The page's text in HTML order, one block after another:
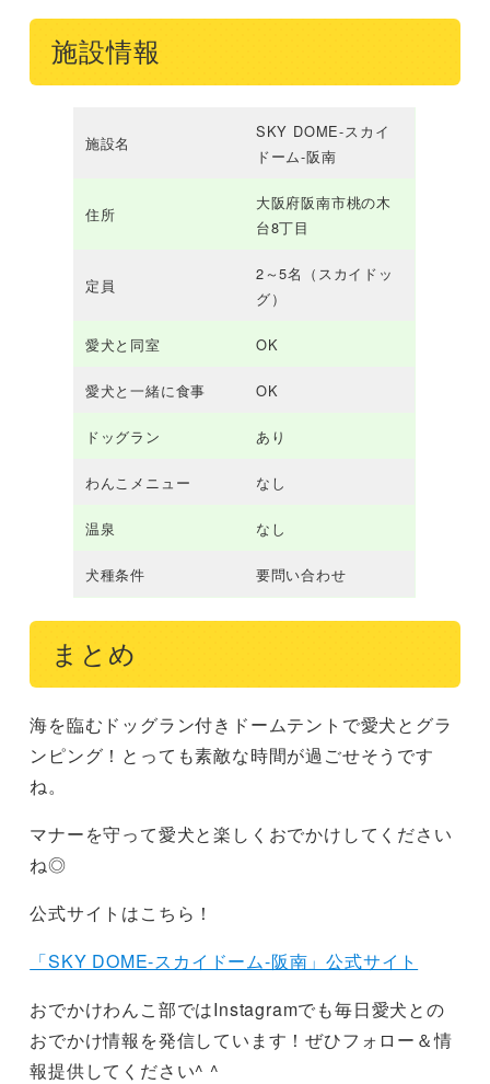
施設情報
施設名
SKY DOME-スカイ
ドーム-阪南
住所
大阪府阪南市桃の木
台8丁目
定員
2～5名（スカイドッ
グ）
愛犬と同室 OK
愛犬と一緒に食事 OK
ドッグラン あり
わんこメニュー なし
温泉 なし
犬種条件 要問い合わせ
まとめ
海を臨むドッグラン付きドームテントで愛犬とグラ
ンピング！とっても素敵な時間が過ごせそうです
ね。
マナーを守って愛犬と楽しくおでかけしてください
ね◎
公式サイトはこちら！
「SKY DOME-スカイドーム-阪南」公式サイト
おでかけわんこ部ではInstagramでも毎日愛犬との
おでかけ情報を発信しています！ぜひフォロー＆情
報提供してください^ ^